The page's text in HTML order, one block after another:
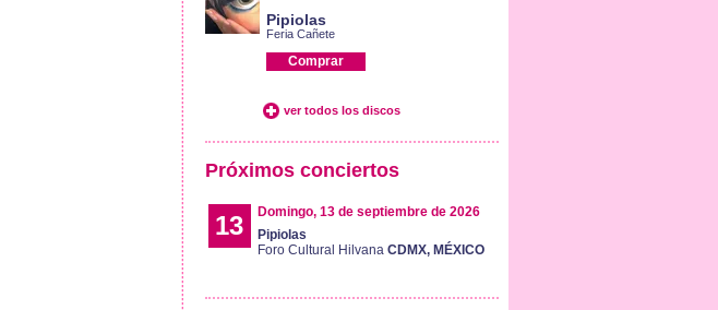
Pipiolas
Feria Cañete
Comprar
ver todos los discos
Próximos conciertos
13
Domingo, 13 de septiembre de 2026
Pipiolas
Foro Cultural Hilvana CDMX, MÉXICO